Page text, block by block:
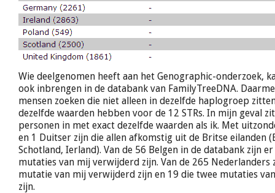
Wie deelgenomen heeft aan het Genographic-onderzoek,
ook inbrengen in de databank van FamilyTreeDNA.
mensen zoeken die niet alleen in dezelfde haplogroep
dezelfde waarden hebben voor de 12 STRs. In mijn geval
personen in met exact dezelfde waarden als ik. Met
en 1 Duitser zijn die allen afkomstig uit de Britse eilanden
Schotland, Ierland). Van de 56 Belgen in de databank zijn
mutaties van mij verwijderd zijn. Van de 265 Nederlanders
mutatie van mij verwijderd zijn en 19 die twee mutaties
zijn.